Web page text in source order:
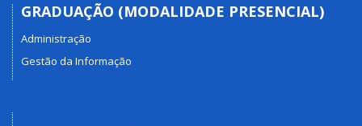
GRADUAÇÃO (MODALIDADE PRESENCIAL)
Administração
Gestão da Informação